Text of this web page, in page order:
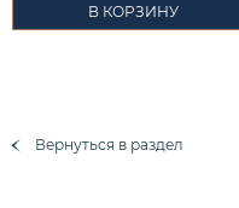
В КОРЗИНУ
Вернуться в раздел